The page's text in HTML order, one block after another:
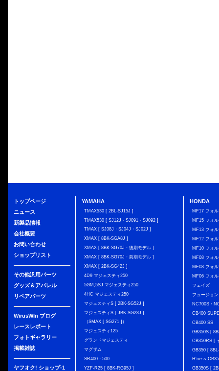
トップページ
ニュース
新製品情報
会社概要
お問い合わせ
ショップリスト
その他汎用パーツ
グッズ＆アパレル
リペアパーツ
WirusWIn ブログ
レースレポート
フォトギャラリー
掲載雑誌
ヤフオク! ショップ-1
YAMAHA
TMAX530 [ 2BL-SJ15J ]
TMAX530 [ SJ12J・SJ091・SJ092 ]
TMAX [ SJ08J・SJ04J・SJ02J ]
XMAX [ 8BK-SGA8J ]
XMAX [ 8BK-SG70J・後期モデル ]
XMAX [ 8BK-SG70J・前期モデル ]
XMAX [ 2BK-SG42J ]
4D9 マジェスティ250
5GM,5SJ マジェスティ250
4HC マジェスティ250
マジェスティS [ 2BK-SG52J ]
マジェスティS [ JBK-SG28J ]
（SMAX [ SG271 ]）
マジェスティ125
グランドマジェスティ
マグザム
SR400・500
YZF-R25 [ 8BK-RG95J ]
HONDA
MF17 フォ
MF15 フォ
MF13 フォ
MF12 フォ
MF10 フォ
MF08 フォ
MF08 フォ
MF06 フォ
フェイズ
フュージョン
NC700S・
CB400
CB400 SS
GB350S [
CB350RS [
GB350 [
H'ness
GB350S [